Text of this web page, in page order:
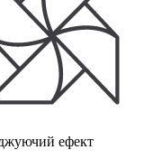
ефект